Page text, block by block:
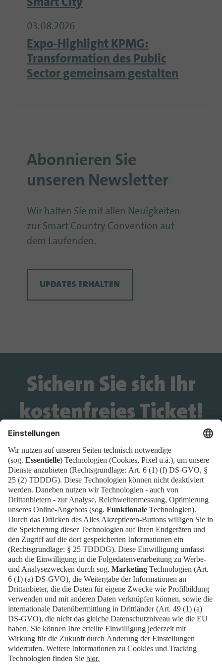
Smart City
03.08.2026
Expo-Highlight KPMG:
Transformation des Public
Sector gemeinsam gestalten
Abonnieren Sie
unseren Newsletter
Wir halten Sie mit allen Neuigkeiten
zur Smart Country Convention auf
dem Laufenden.
UPDATES ERHALTEN
Sichern Sie sich Ihr
kostenfreies Ticket!
Wird das Ticket-Widget nicht angezeigt? Dann
buchen Sie Ihr Ticket direkt überdiesen Link!
TicketsNewsblog
EN
KontaktFAQDownloadsNewsletterImpressum
DatenschutzCookies
Erklärung zur BarrierefreiheitBarrierefrei